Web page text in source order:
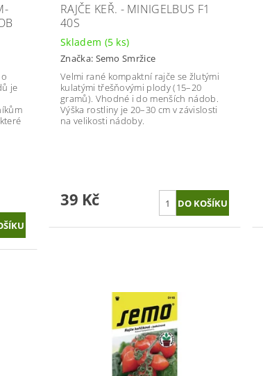
je
RAJČE KEŘ. - MINIGELBUS F1
40S
Skladem (5 ks)
Značka: Semo Smržice
Velmi rané kompaktní rajče se žlutými
kulatými třešňovými plody (15–20
gramů). Vhodné i do menších nádob.
Výška rostliny je 20–30 cm v závislosti
na velikosti nádoby.
39 Kč